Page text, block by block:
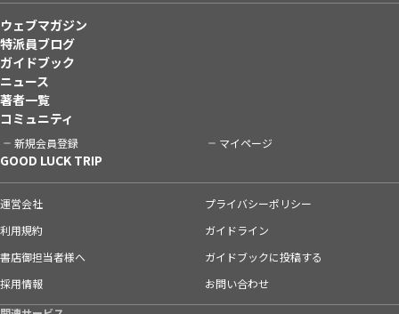
ウェブマガジン
特派員ブログ
ガイドブック
ニュース
著者一覧
コミュニティ
新規会員登録 マイページ
GOOD LUCK TRIP
運営会社
プライバシーポリシー
利用規約
ガイドライン
書店御担当者様へ
ガイドブックに投稿する
採用情報
お問い合わせ